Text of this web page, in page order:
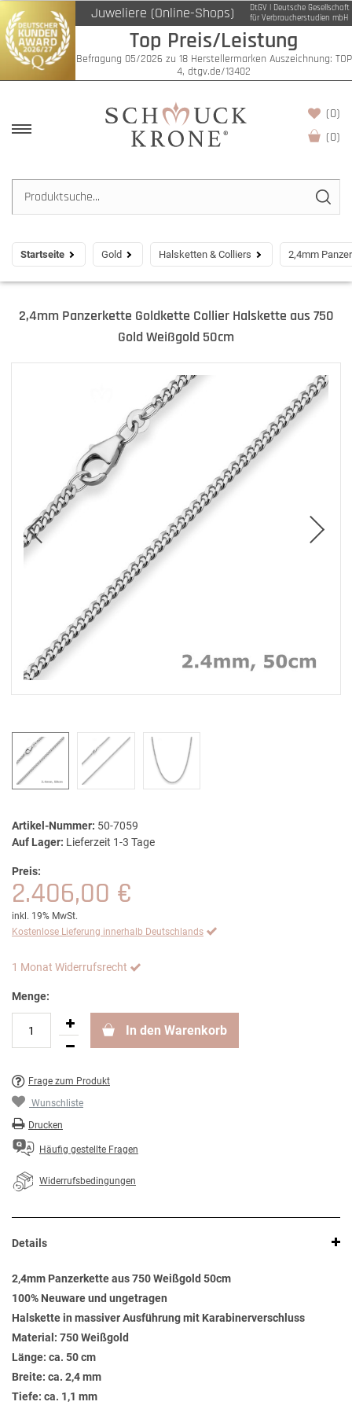
Juweliere (Online-Shops)
DtGV | Deutsche Gesellschaft
für Verbraucherstudien mbH
Top Preis/Leistung
Befragung 05/2026 zu 18 Herstellermarken Auszeichnung: TOP
4, dtgv.de/13402
(0)
(0)
Startseite Gold Halsketten & Colliers 2,4mm
2,4mm Panzerkette Goldkette Collier Halskette aus 750
Gold Weißgold 50cm
Artikel-Nummer: 50-7059
Auf Lager: Lieferzeit 1-3 Tage
Preis:
2.406,00 €
inkl. 19% MwSt.
Kostenlose Lieferung innerhalb Deutschlands
1 Monat Widerrufsrecht
Menge:
In den Warenkorb
Frage zum Produkt
Wunschliste
Drucken
Häufig gestellte Fragen
Widerrufsbedingungen
Details
2,4mm Panzerkette aus 750 Weißgold 50cm
100% Neuware und ungetragen
Halskette in massiver Ausführung mit Karabinerverschluss
Material: 750 Weißgold
Länge: ca. 50 cm
Breite: ca. 2,4 mm
Tiefe: ca. 1,1 mm